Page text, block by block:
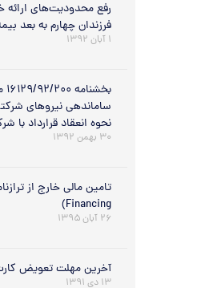
رفع محدودیت‌های ارائه
فرزندان چهارم به بعد
۱ آبان ۱۳۹۲
ساماندهی نیروهای
نحوه انعقاد قرارداد با
۳۰ بهمن ۱۳۹۲
Financing)
۲۶ آبان ۱۳۹۵
آخرین مهلت تعویض
۱۳ دی ۱۳۹۱